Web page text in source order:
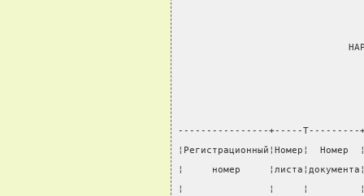
----------------+-----T---------
¦Регистрационный¦Номер¦
¦     номер
¦               ¦     ¦         ¦